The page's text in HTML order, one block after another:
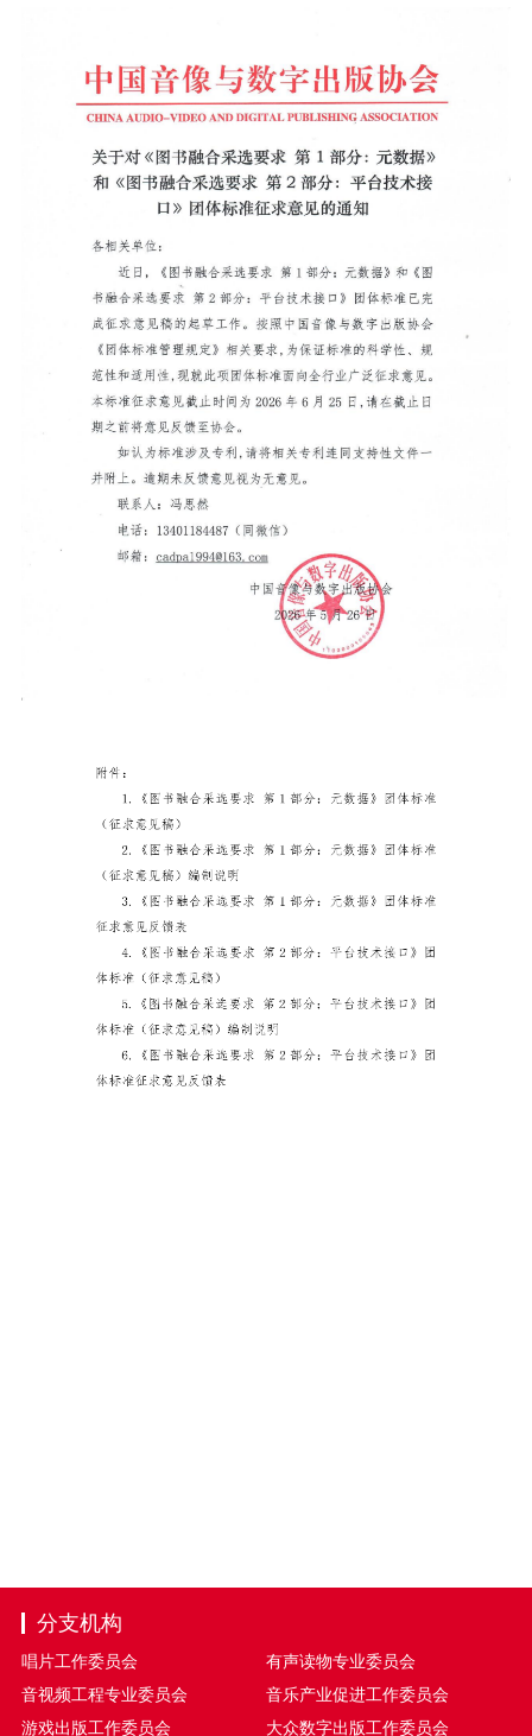
分支机构
唱片工作委员会
有声读物专业委员会
音视频工程专业委员会
音乐产业促进工作委员会
游戏出版工作委员会
大众数字出版工作委员会